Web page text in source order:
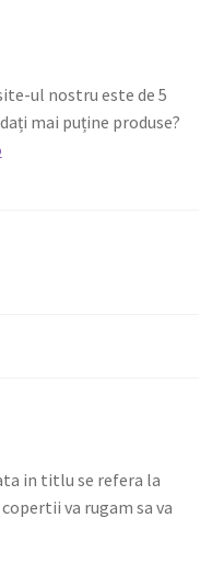
ul nostru este de 5
mai puține produse?
in titlu se refera la
va rugam sa va